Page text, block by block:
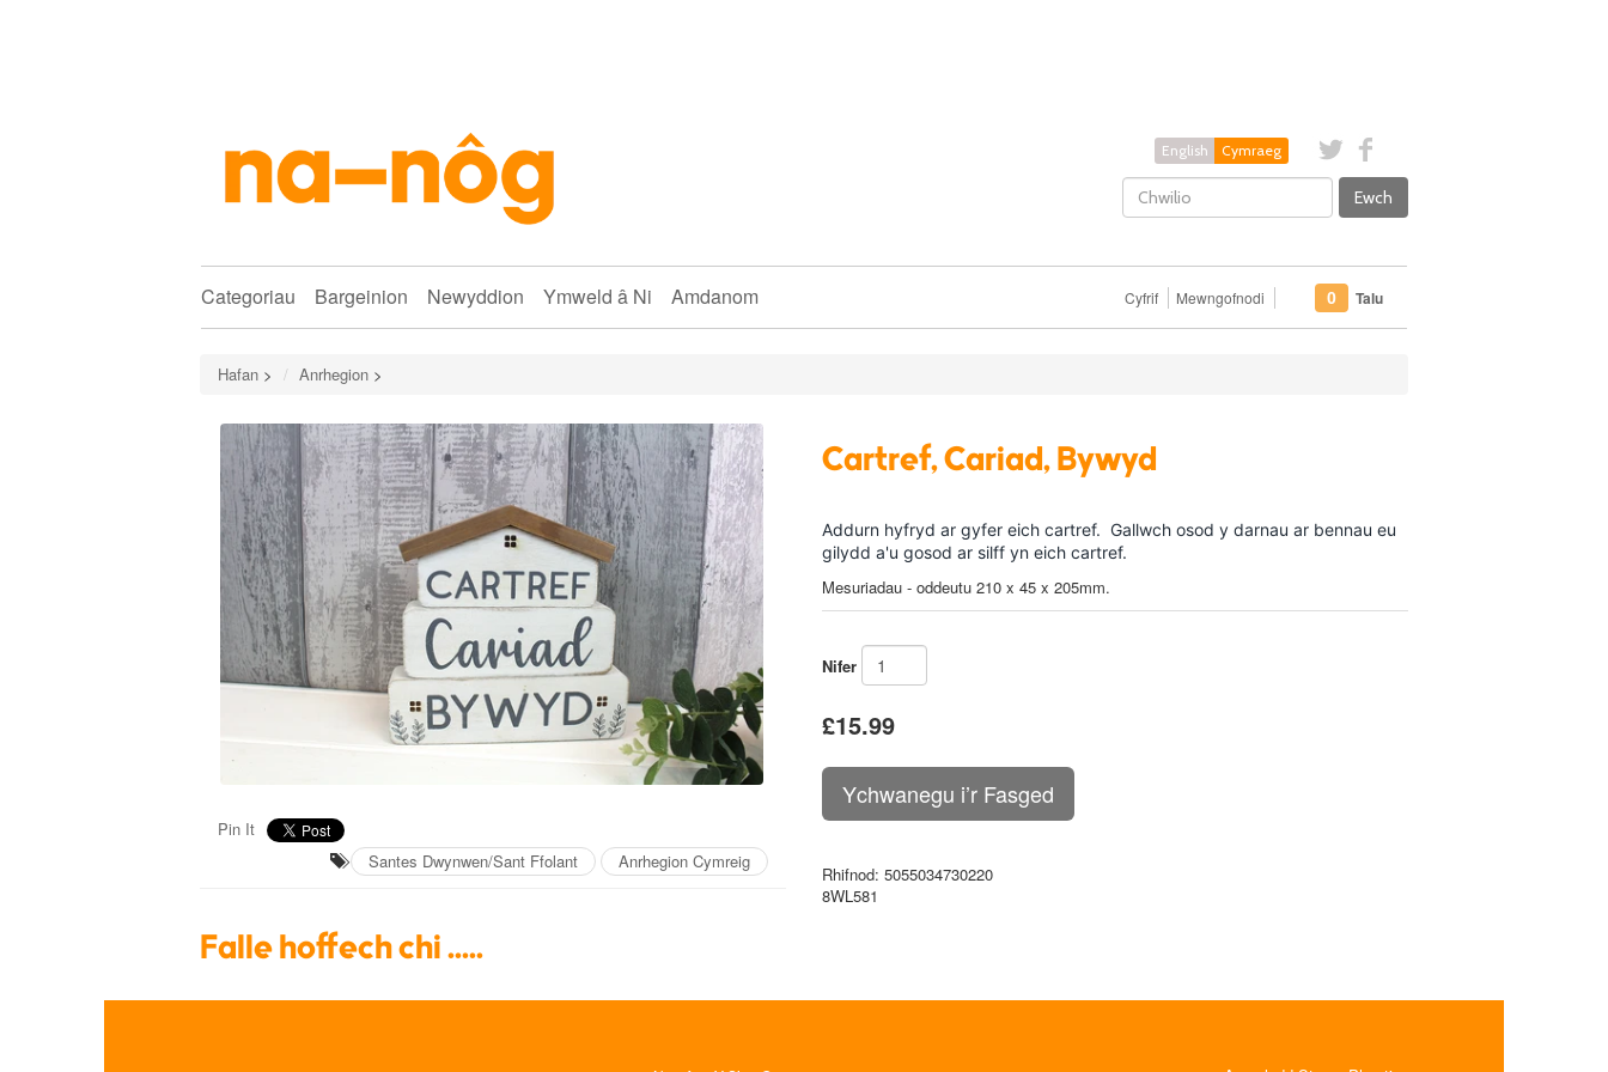
English Cymraeg
Ewch
Categoriau Bargeinion Newyddion Ymweld â Ni Amdanom Cyfrif Mewngofnodi 0 Talu
Hafan > Anrhegion >
Pin It
Santes Dwynwen/Sant Ffolant
Anrhegion Cymreig
Cartref, Cariad, Bywyd
Addurn hyfryd ar gyfer eich cartref. Gallwch osod y darnau ar bennau eu
gilydd a'u gosod ar silff yn eich cartref.
Mesuriadau - oddeutu 210 x 45 x 205mm.
Nifer
£15.99
Rhifnod: 5055034730220
8WL581
Falle hoffech chi .....